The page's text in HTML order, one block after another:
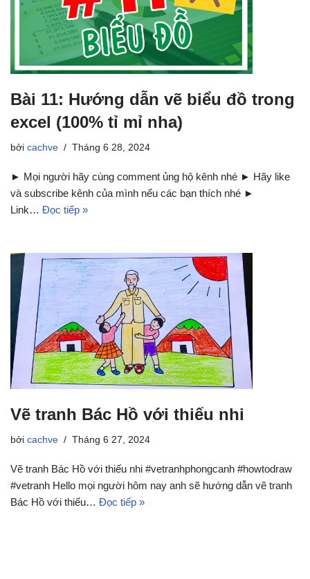
Bài 11: Hướng dẫn vẽ biểu đồ trong
excel (100% tỉ mỉ nha)
bởi cachve Tháng 6 28, 2024
► Mọi người hãy cùng comment ủng hộ kênh nhé ► Hãy like
và subscribe kênh của mình nếu các bạn thích nhé ►
Link… Đọc tiếp »
Vẽ tranh Bác Hồ với thiếu nhi
bởi cachve Tháng 6 27, 2024
Vẽ tranh Bác Hồ với thiếu nhi #vetranhphongcanh #howtodraw
#vetranh Hello mọi người hôm nay anh sẽ hướng dẫn vẽ tranh
Bác Hồ với thiếu… Đọc tiếp »